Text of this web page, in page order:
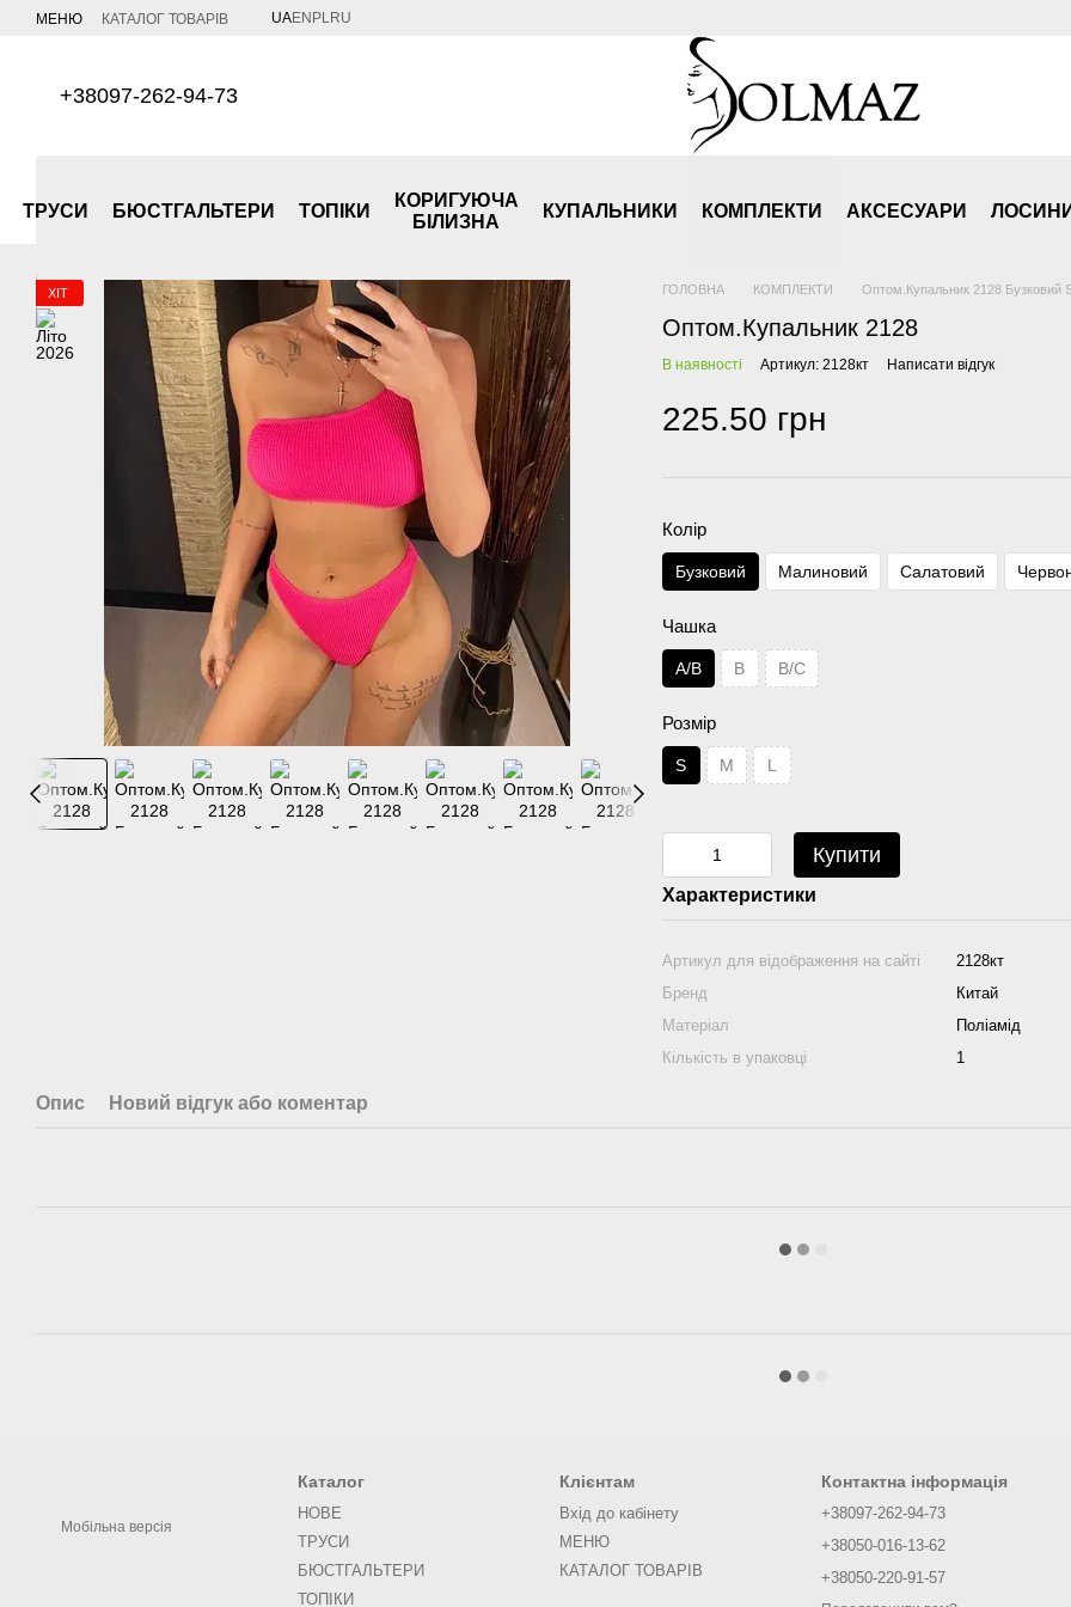
Перейти до основного контенту
МЕНЮ КАТАЛОГ ТОВАРІВ UAEN PLRU
+38097-262-94-73
ТРУСИ БЮСТГАЛЬТЕРИ ТОПІКИ
КОРИГУЮЧА
БІЛИЗНА
КУПАЛЬНИКИ КОМПЛЕКТИ АКСЕСУАРИ
ХІТ ГОЛОВНА КОМПЛЕКТИ Оптом.Купальник 2128 Бузковий
Оптом.Купальник 2128
В наявності Артикул: 2128кт Написати відгук
225.50 грн
Колір
Бузковий Малиновий Салатовий
Чашка
A/B B B/C
Розмір
S M L
Купити
Характеристики
Артикул для відображення на сайті
2128кт
Бренд
Китай
Матеріал
Поліамід
Кількість в упаковці
1
Опис Новий відгук або коментар
Мобільна версія
Каталог
НОВЕ
ТРУСИ
БЮСТГАЛЬТЕРИ
ТОПІКИ
Клієнтам
Вхід до кабінету
МЕНЮ
КАТАЛОГ ТОВАРІВ
Контактна інформація
+38097-262-94-73
+38050-016-13-62
+38050-220-91-57